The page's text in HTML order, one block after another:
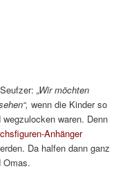
Seufzer:„Wir möchten
wenn die Kinder so
waren. Denn
Anhänger
Da halfen dann ganz
Omas.